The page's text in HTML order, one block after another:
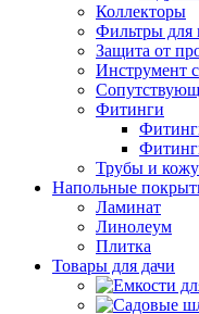
Коллекторы
Фильтры для
Защита от
Инструмент
Фитинги
Трубы и
Напольные
Ламинат
Линолеум
Плитка
Товары для дачи